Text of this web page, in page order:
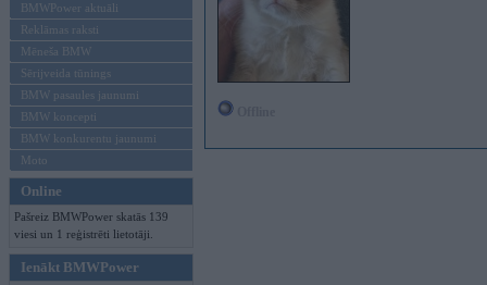
BMWPower aktuāli
Reklāmas raksti
Mēneša BMW
Sērijveida tūnings
BMW pasaules jaunumi
BMW koncepti
BMW konkurentu jaunumi
Moto
Online
Pašreiz BMWPower skatās 139
viesi un 1 reģistrēti lietotāji.
Ienākt BMWPower